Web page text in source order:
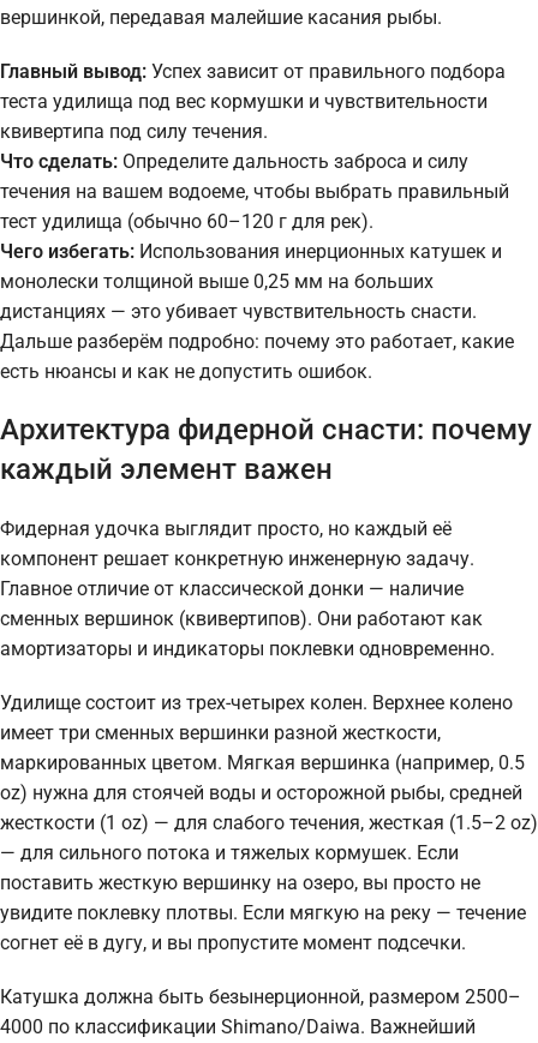
вершинкой, передавая малейшие касания рыбы.
Главный вывод: Успех зависит от правильного подбора
теста удилища под вес кормушки и чувствительности
квивертипа под силу течения.
Что сделать: Определите дальность заброса и силу
течения на вашем водоеме, чтобы выбрать правильный
тест удилища (обычно 60–120 г для рек).
Чего избегать: Использования инерционных катушек и
монолески толщиной выше 0,25 мм на больших
дистанциях — это убивает чувствительность снасти.
Дальше разберём подробно: почему это работает, какие
есть нюансы и как не допустить ошибок.
Архитектура фидерной снасти: почему
каждый элемент важен
Фидерная удочка выглядит просто, но каждый её
компонент решает конкретную инженерную задачу.
Главное отличие от классической донки — наличие
сменных вершинок (квивертипов). Они работают как
амортизаторы и индикаторы поклевки одновременно.
Удилище состоит из трех-четырех колен. Верхнее колено
имеет три сменных вершинки разной жесткости,
маркированных цветом. Мягкая вершинка (например, 0.5
oz) нужна для стоячей воды и осторожной рыбы, средней
жесткости (1 oz) — для слабого течения, жесткая (1.5–2 oz)
— для сильного потока и тяжелых кормушек. Если
поставить жесткую вершинку на озеро, вы просто не
увидите поклевку плотвы. Если мягкую на реку — течение
согнет её в дугу, и вы пропустите момент подсечки.
Катушка должна быть безынерционной, размером 2500–
4000 по классификации Shimano/Daiwa. Важнейший